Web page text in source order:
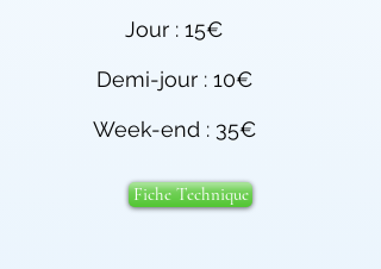
Jour : 15€
Demi-jour : 10€
Week-end : 35€
Fiche Technique